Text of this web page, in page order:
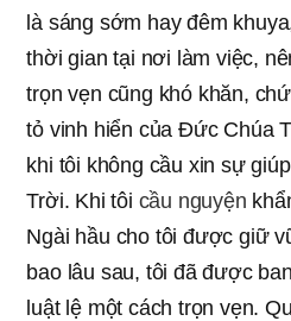
là sáng sớm hay đêm
thời gian tại nơi làm việc,
trọn vẹn cũng khó khăn,
tỏ vinh hiển của Đức Chúa
khi tôi không cầu xin sự
Trời. Khi tôi cầu nguyện
Ngài hầu cho tôi được giữ
bao lâu sau, tôi đã được
luật lệ một cách trọn vẹn.